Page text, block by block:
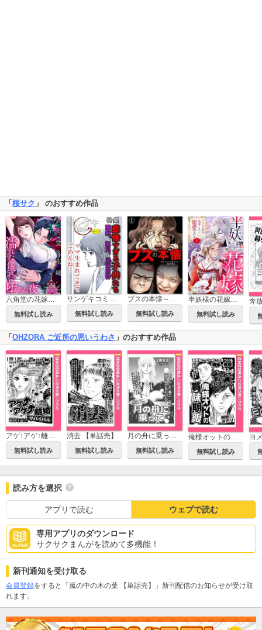
「桜サク 」 のおすすめ作品
無料試し読み
サンゲキコミックvol.3～悲惨すぎる子供たち
無料試し読み
ブスの本懐～暴走する3人の醜女たち～
無料試し読み 無料試し読み
「 OHZORA ご近所の悪いうわさ 」のおすすめ作品
アゲ↑アゲ↑離婚サバイバル 【単話売】
無料試し読み
消去 【単話売】
無料試し読み
月の舟に乗って 【単話売】
無料試し読み 無料試し読み
読み方を選択
アプリで読む ウェブで読む
専用アプリのダウンロード
サクサクまんがを読めて多機能！
新刊通知を受け取る
会員登録をすると「嵐の中の木の葉 【単話売】」新刊配信のお知らせが受け取
れます。